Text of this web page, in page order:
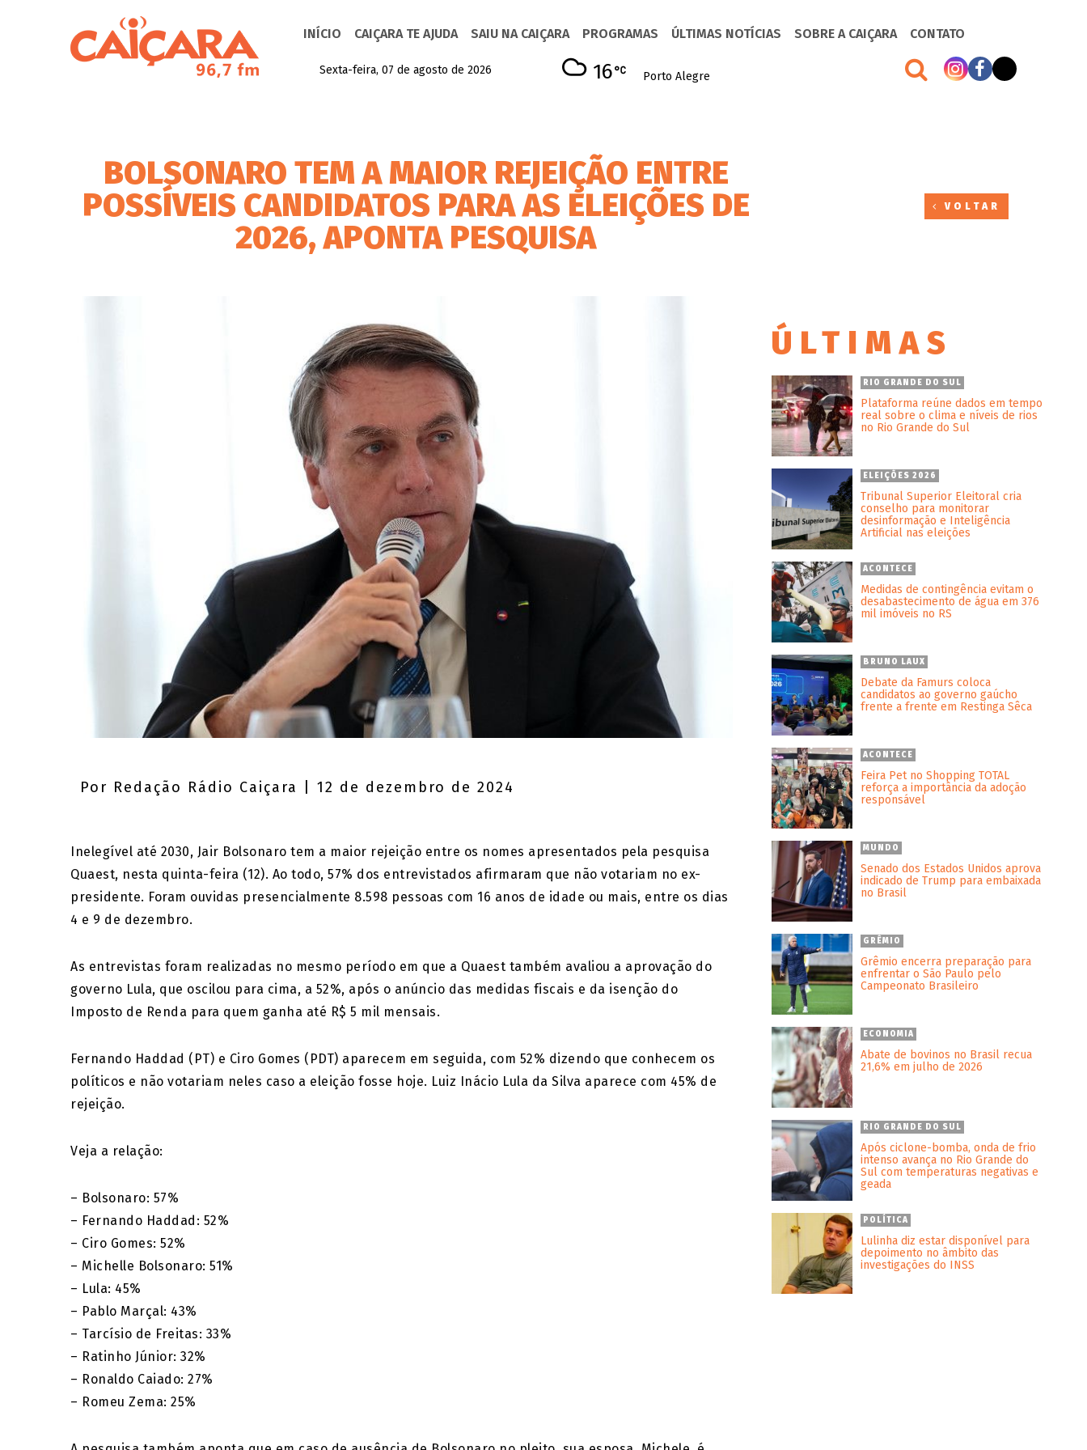
INÍCIO CAIÇARA TE AJUDA SAIU NA CAIÇARA PROGRAMAS ÚLTIMAS NOTÍCIAS SOBRE A CAIÇARA CONTATO
Sexta-feira, 07 de agosto de 2026 Porto Alegre
16
VOLTAR
BOLSONARO TEM A MAIOR REJEIÇÃO ENTRE
POSSÍVEIS CANDIDATOS PARA AS ELEIÇÕES DE
2026, APONTA PESQUISA
Por Redação Rádio Caiçara | 12 de dezembro de 2024
Inelegível até 2030, Jair Bolsonaro tem a maior rejeição entre os nomes apresentados pela pesquisa
Quaest, nesta quinta-feira (12). Ao todo, 57% dos entrevistados afirmaram que não votariam no ex-
presidente. Foram ouvidas presencialmente 8.598 pessoas com 16 anos de idade ou mais, entre os dias
4 e 9 de dezembro.
As entrevistas foram realizadas no mesmo período em que a Quaest também avaliou a aprovação do
governo Lula, que oscilou para cima, a 52%, após o anúncio das medidas fiscais e da isenção do
Imposto de Renda para quem ganha até R$ 5 mil mensais.
Fernando Haddad (PT) e Ciro Gomes (PDT) aparecem em seguida, com 52% dizendo que conhecem os
políticos e não votariam neles caso a eleição fosse hoje. Luiz Inácio Lula da Silva aparece com 45% de
rejeição.
Veja a relação:
– Bolsonaro: 57%
– Fernando Haddad: 52%
– Ciro Gomes: 52%
– Michelle Bolsonaro: 51%
– Lula: 45%
– Pablo Marçal: 43%
– Tarcísio de Freitas: 33%
– Ratinho Júnior: 32%
– Ronaldo Caiado: 27%
– Romeu Zema: 25%
ÚLTIMAS
RIO GRANDE DO SUL
Plataforma reúne dados em tempo
real sobre o clima e níveis de rios
no Rio Grande do Sul
ELEIÇÕES 2026
Tribunal Superior Eleitoral cria
conselho para monitorar
desinformação e Inteligência
Artificial nas eleições
ACONTECE
Medidas de contingência evitam o
desabastecimento de água em 376
mil imóveis no RS
BRUNO LAUX
Debate da Famurs coloca
candidatos ao governo gaúcho
frente a frente em Restinga Sêca
ACONTECE
Feira Pet no Shopping TOTAL
reforça a importância da adoção
responsável
MUNDO
Senado dos Estados Unidos aprova
indicado de Trump para embaixada
no Brasil
GRÊMIO
Grêmio encerra preparação para
enfrentar o São Paulo pelo
Campeonato Brasileiro
ECONOMIA
Abate de bovinos no Brasil recua
21,6% em julho de 2026
RIO GRANDE DO SUL
Após ciclone-bomba, onda de frio
intenso avança no Rio Grande do
Sul com temperaturas negativas e
geada
POLÍTICA
Lulinha diz estar disponível para
depoimento no âmbito das
investigações do INSS